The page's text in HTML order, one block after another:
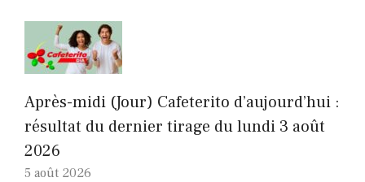
Après-midi (Jour) Cafeterito d’aujourd’hui :
résultat du dernier tirage du lundi 3 août
2026
5 août 2026